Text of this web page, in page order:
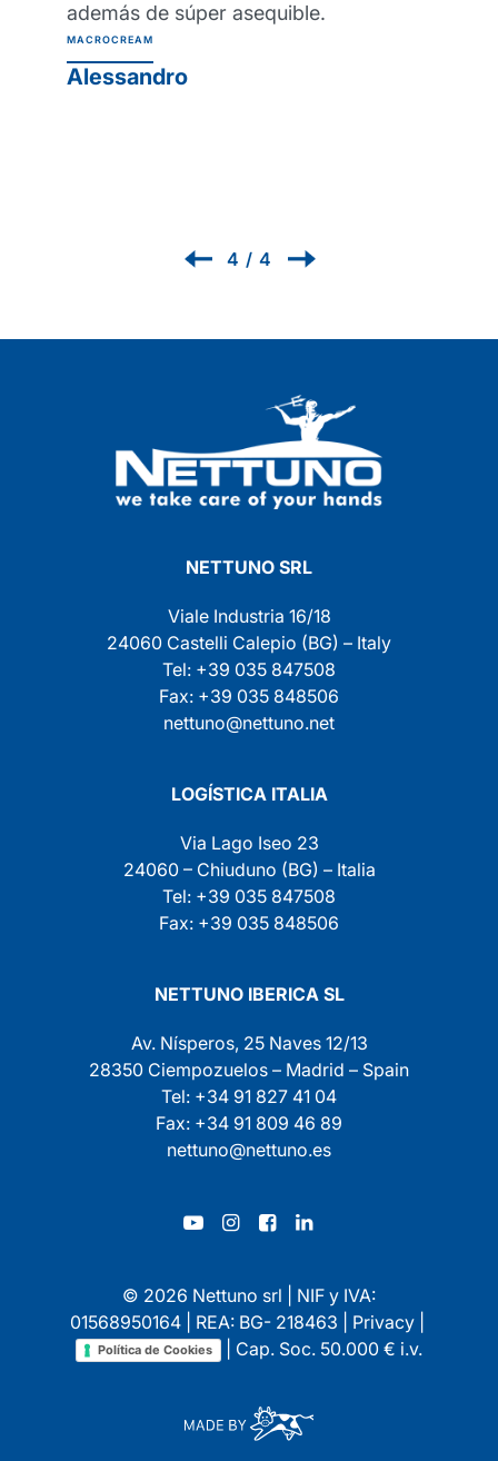
parecería imposible trabajar sin
1/ 4
NETTUNO SRL
Viale Industria 16/18
24060 Castelli Calepio (BG) – Italy
Tel: +39 035 847508
Fax: +39 035 848506
nettuno@nettuno.net
LOGÍSTICA ITALIA
Via Lago Iseo 23
24060 – Chiuduno (BG) – Italia
Tel: +39 035 847508
Fax: +39 035 848506
NETTUNO IBERICA SL
Av. Nísperos, 25 Naves 12/13
28350 Ciempozuelos – Madrid – Spain
Tel: +34 91 827 41 04
Fax: +34 91 809 46 89
nettuno@nettuno.es
© 2026 Nettuno srl | NIF y IVA:
01568950164 | REA: BG- 218463 | Privacy|
Política de Cookies | Cap. Soc. 50.000 € i.v.